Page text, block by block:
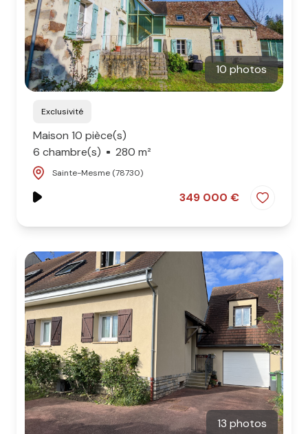
10 photos
Exclusivité
Maison 10 pièce(s)
6 chambre(s)
280 m²
Sainte-Mesme (78730)
349 000 €
13 photos